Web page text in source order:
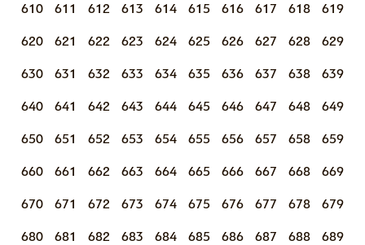
610 611 612 613 614 615 616 617 618 619
620 621 622 623 624 625 626 627 628 629
630 631 632 633 634 635 636 637 638 639
640 641 642 643 644 645 646 647 648 649
650 651 652 653 654 655 656 657 658 659
660 661 662 663 664 665 666 667 668 669
670 671 672 673 674 675 676 677 678 679
680 681 682 683 684 685 686 687 688 689